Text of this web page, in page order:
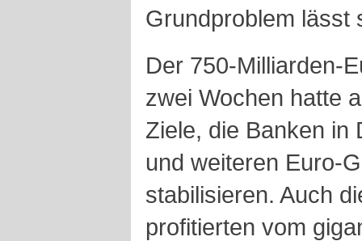
Grundproblem lässt
Der 750-Milliarden-
zwei Wochen hatte
Ziele, die Banken in
und weiteren Euro-
stabilisieren. Auch
profitierten vom